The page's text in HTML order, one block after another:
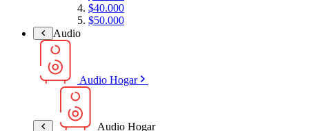
$40.000
$50.000
Audio
Audio Hogar
Audio Hogar